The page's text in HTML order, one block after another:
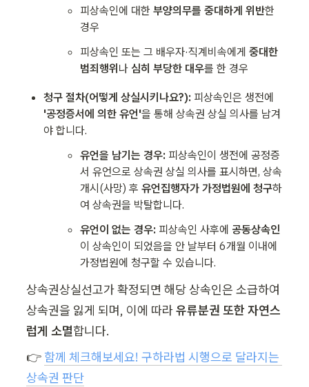
피상속인에 대한 부양의무를 중대하게 위반한
경우
피상속인 또는 그 배우자·직계비속에게 중대한
범죄행위 나 심히 부당한 대우를 한 경우
청구 절차(어떻게 상실시키나요?):
'공정증서에 의한 유언'을 통해 상속권 상실 의사를 남겨
야 합니다.
유언을 남기는 경우: 피상속인이 생전에 공정증
서 유언으로 상속권 상실 의사를 표시하면, 상속
개시(사망) 후 유언집행자가 가정법원에 청구하
여 상속권을 박탈합니다.
유언이 없는 경우: 피상속인 사후에 공동상속인
이 상속인이 되었음을 안 날부터 6개월 이내에
가정법원에 청구할 수 있습니다.
상속권상실선고가 확정되면 해당 상속인은 소급하여
상속권을 잃게 되며, 이에 따라 유류분권 또한 자연스
럽게 소멸합니다.
👉 함께 체크해보세요! 구하라법 시행으로 달라지는
상속권 판단